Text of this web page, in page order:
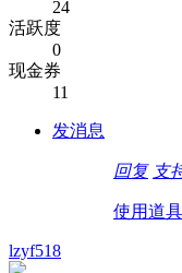
24
活跃度
0
现金券
11
发消息
回复 支
使用道具
lzyf518